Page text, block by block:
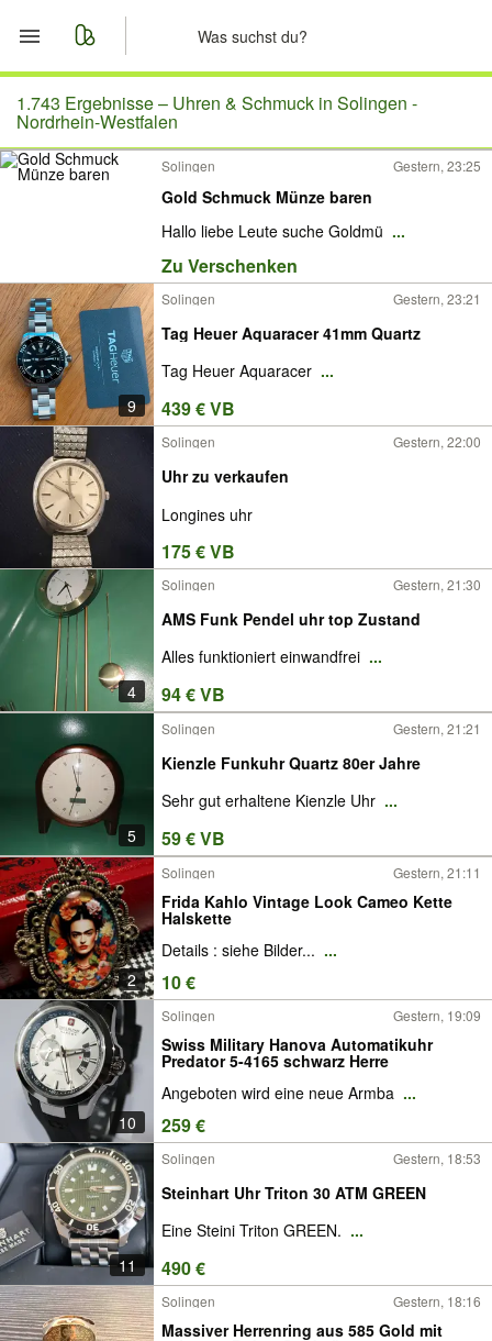
Start
Merkliste
Nachrichten
Anzeige aufgeben
1.743 Ergebnisse – Uhren & Schmuck in Solingen -
Nordrhein-Westfalen
Solingen Gestern, 23:25
Gold Schmuck Münze baren
Hallo liebe Leute suche Goldmü ...
Zu Verschenken
9
Solingen Gestern, 23:21
Tag Heuer Aquaracer 41mm Quartz
Tag Heuer Aquaracer ...
439 € VB
Solingen Gestern, 22:00
Uhr zu verkaufen
Longines uhr
175 € VB
4
Solingen Gestern, 21:30
AMS Funk Pendel uhr top Zustand
Alles funktioniert einwandfrei ...
94 € VB
5
Solingen Gestern, 21:21
Kienzle Funkuhr Quartz 80er Jahre
Sehr gut erhaltene Kienzle Uhr ...
59 € VB
2
Solingen Gestern, 21:11
Frida Kahlo Vintage Look Cameo Kette
Halskette
Details : siehe Bilder... ...
10 €
10
Solingen Gestern, 19:09
Swiss Military Hanova Automatikuhr
Predator 5-4165 schwarz Herre
Angeboten wird eine neue Armba ...
259 €
11
Solingen Gestern, 18:53
Steinhart Uhr Triton 30 ATM GREEN
Eine Steini Triton GREEN. ...
490 €
Solingen Gestern, 18:16
Massiver Herrenring aus 585 Gold mit